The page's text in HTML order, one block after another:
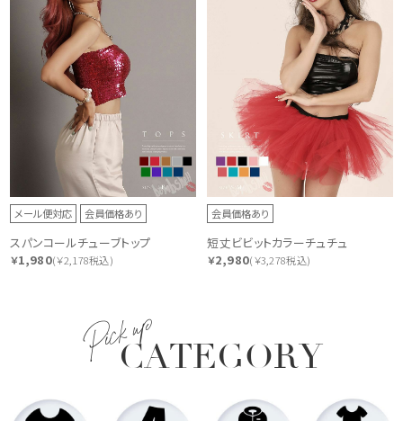
メール便対応 会員価格あり
スパンコールチューブトップ
￥1,980(￥2,178税込)
会員価格あり
短丈ビビットカラーチュチュ
￥2,980(￥3,278税込)
Pick upCATEGORY